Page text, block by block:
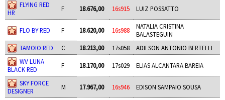
FLYING RED
HR
F 18.676,00 16s915 LUIZ POSSATTO
FLO BY RED F 18.620,00 16s988
NATALIA CRISTINA
BALASTEGUIN
TAMOIO RED
C 18.213,00 17s058
ADILSON ANTONIO BERTELLI
WV LUNA
BLACK RED
F 18.170,00 17s029 ELIAS ALCANTARA BAREIA
SKY FORCE
DESIGNER
M 17.967,00 16s946 EDISON SAMPAIO SOUSA